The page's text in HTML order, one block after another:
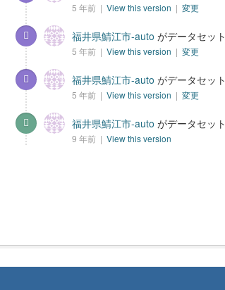
5 年前 | View this version | 変更
福井県鯖江市-auto がデータセット
5 年前 | View this version | 変更
福井県鯖江市-auto がデータセット
5 年前 | View this version | 変更
福井県鯖江市-auto がデータセット
9 年前 | View this version